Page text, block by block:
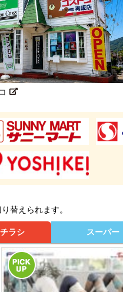
替えられます。
ラシ スーパー